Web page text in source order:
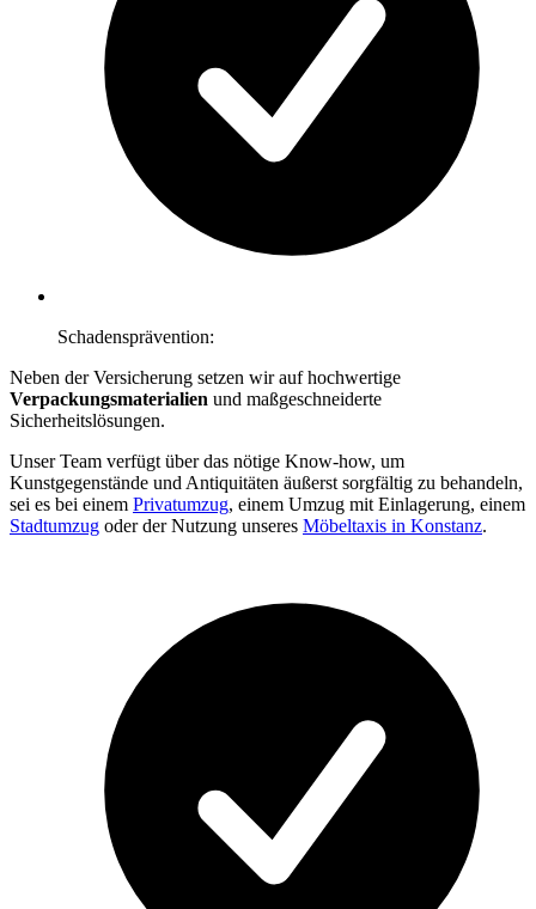
Schadensprävention:
Neben der Versicherung setzen wir auf hochwertige
Verpackungsmaterialien und maßgeschneiderte
Sicherheitslösungen.
Unser Team verfügt über das nötige Know-how, um
Kunstgegenstände und Antiquitäten äußerst sorgfältig zu behandeln,
sei es bei einem Privatumzug, einem Umzug mit Einlagerung, einem
Stadtumzug oder der Nutzung unseres Möbeltaxis in Konstanz.